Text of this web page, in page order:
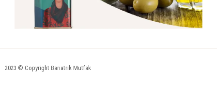
2023 © Copyright Bariatrik Mutfak